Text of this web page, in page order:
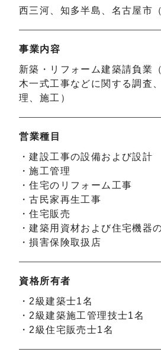
西三河、知多半島、名古屋市
事業内容
新築・リフォーム建築請負業
木一式工事などに関する調査
理、施工）
営業種目
・建設工事の設備および設計
・施工管理
・住宅のリフォーム工事
・古民家再生工事
・住宅販売
・建築用資材および住宅機器
・損害保険取扱店
資格所有者
・2級建築士1名
・2級建築施工管理技士1名
・2級住宅販売士1名